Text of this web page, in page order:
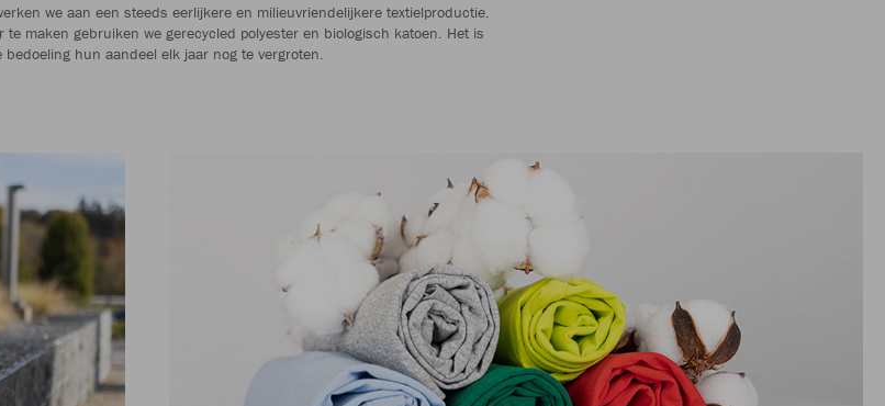
we aan een steeds eerlijkere en milieuvriendelijkere textielproductie.
te maken gebruiken we gerecycled polyester en biologisch katoen. Het is
bedoeling hun aandeel elk jaar nog te vergroten.